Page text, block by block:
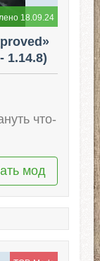
18.09.24
1.14.8)
что-
мод